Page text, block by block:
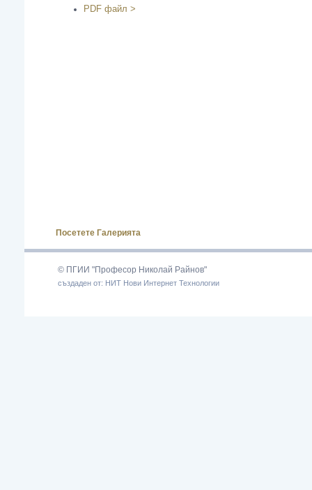
PDF файл >
Посетете Галерията
© ПГИИ "Професор Николай Райнов"
създаден от: НИТ Нови Интернет Технологии